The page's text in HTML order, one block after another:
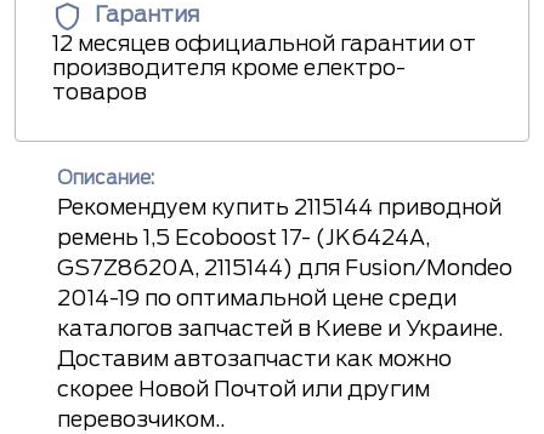
Гарантия
12 месяцев официальной гарантии от
производителя кроме електро-
товаров
Описание:
Рекомендуем купить 2115144 приводной
ремень 1,5 Ecoboost 17- (JK6424A,
GS7Z8620A, 2115144) для Fusion/Mondeo
2014-19 по оптимальной цене среди
каталогов запчастей в Киеве и Украине.
Доставим автозапчасти как можно
скорее Новой Почтой или другим
перевозчиком..